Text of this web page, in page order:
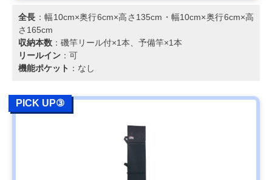
全長 ：幅10cm×奥行6cm×高さ135cm・幅10cm×奥行6cm×高
さ165cm
収納本数 ：磯竿リール付×1本、予備竿×1本
リールイン ：可
機能ポケット ：なし
PICK UP③